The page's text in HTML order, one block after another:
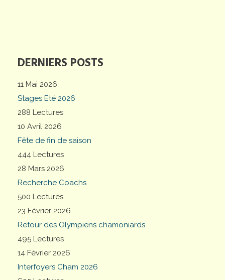
DERNIERS POSTS
11 Mai 2026
Stages Eté 2026
288 Lectures
10 Avril 2026
Fête de fin de saison
444 Lectures
28 Mars 2026
Recherche Coachs
500 Lectures
23 Février 2026
Retour des Olympiens chamoniards
495 Lectures
14 Février 2026
Interfoyers Cham 2026